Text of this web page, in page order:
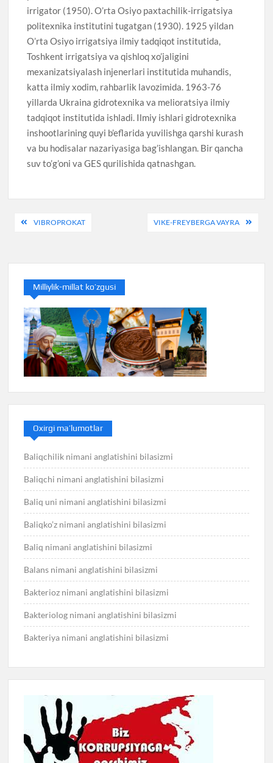
irrigator (1950). O’rta Osiyo paxtachilik-irrigatsiya
politexnika institutini tugatgan (1930). 1925 yildan
O’rta Osiyo irrigatsiya ilmiy tadqiqot institutida,
Toshkent irrigatsiya va qishloq xo’jaligini
mexanizatsiyalash injenerlari institutida muhandis,
katta ilmiy xodim, rahbarlik lavozimida. 1963-76
yillarda Ukraina gidrotexnika va melioratsiya ilmiy
tadqiqot institutida ishladi. Ilmiy ishlari gidrotexnika
inshootlarining quyi b’eflarida yuvilishga qarshi kurash
va bu hodisalar nazariyasiga bag’ishlangan. Bir qancha
suv to’g’oni va GES qurilishida qatnashgan.
PostVIBROPROKAT VIKE-FREYBERGA VAYRA
Milliylik-millat ko’zgusi
Oxirgi ma’lumotlar
Baliqchilik nimani anglatishini bilasizmi
Baliqchi nimani anglatishini bilasizmi
Baliq uni nimani anglatishini bilasizmi
Baliqko’z nimani anglatishini bilasizmi
Baliq nimani anglatishini bilasizmi
Balans nimani anglatishini bilasizmi
Bakterioz nimani anglatishini bilasizmi
Bakteriolog nimani anglatishini bilasizmi
Bakteriya nimani anglatishini bilasizmi